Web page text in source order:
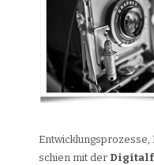
schien mit der